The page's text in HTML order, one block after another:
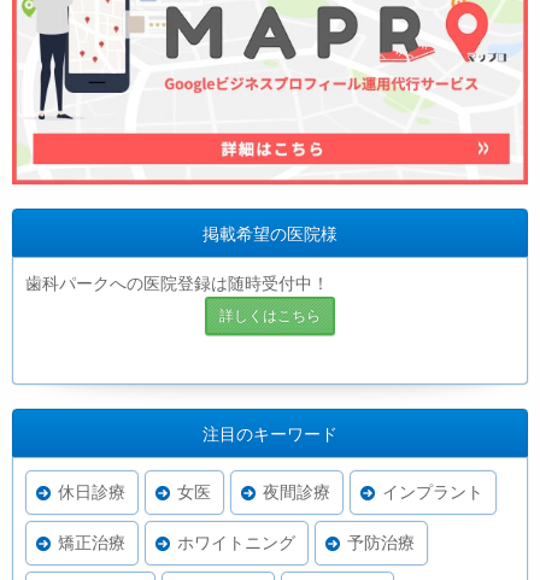
掲載希望の医院様
歯科パークへの医院登録は随時受付中！
詳しくはこちら
注目のキーワード
休日診療 女医 夜間診療 インプラント
矯正治療 ホワイトニング 予防治療